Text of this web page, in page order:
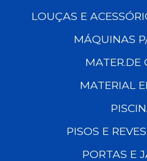
LOUÇAS E
MÁQUINAS
MATER.DE
MATERIAL
PISOS E
PORTAS E